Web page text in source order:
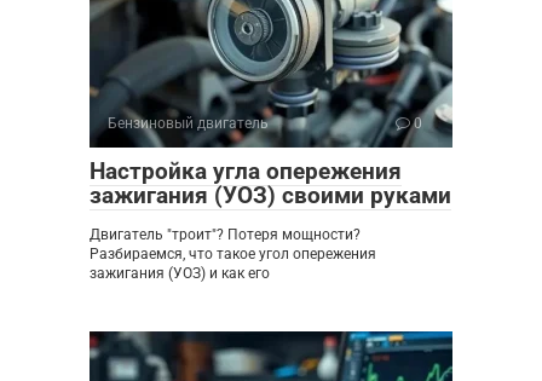
Бензиновый двигатель 0
Настройка угла опережения
зажигания (УОЗ) своими руками
Двигатель "троит"? Потеря мощности?
Разбираемся, что такое угол опережения
зажигания (УОЗ) и как его